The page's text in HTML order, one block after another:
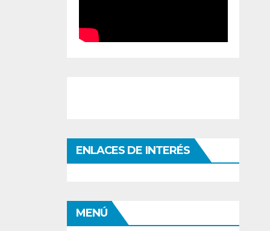
ENLACES DE INTERÉS
MENÚ